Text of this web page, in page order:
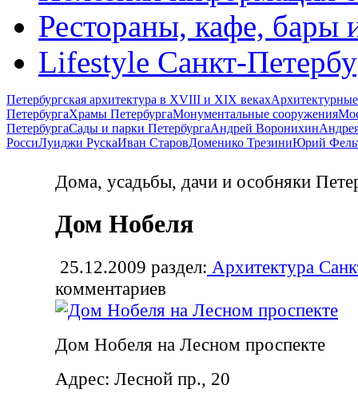
Рестораны, кафе, бары
Lifestyle Санкт-
Петербургская архитектура в XVIII и XIX веках
ПетербургаХрамы ПетербургаМонументальные сооружения
ПетербургаСады и парки ПетербургаАндрей Воронихин
РоссиЛуиджи РускаИван СтаровДоменико ТрезиниЮрий
Дома, усадьбы, дачи и особняки
Дом Нобеля
25.12.2009 раздел: Архитектура
комментариев
Дом Нобеля на Лесном проспекте
Адрес: Лесной пр., 20